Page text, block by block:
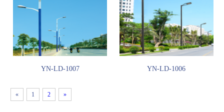
YN-LD-1007 YN-LD-1006
« 1 2 »